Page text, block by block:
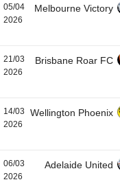
05/04
2026
Melbourne Victory
21/03
2026
Brisbane Roar FC
14/03
2026
Wellington Phoenix
06/03
2026
Adelaide United